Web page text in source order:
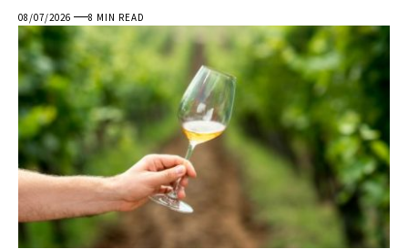
08/07/2026 8 MIN READ